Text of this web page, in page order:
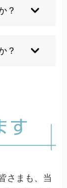
？
？
さまも、当